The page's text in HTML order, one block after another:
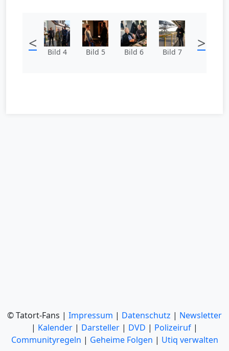
< Bild 4 Bild 5 Bild 6 Bild 7 >
© Tatort-Fans | Impressum | Datenschutz | Newsletter
| Kalender | Darsteller | DVD | Polizeiruf |
Communityregeln | Geheime Folgen | Utiq verwalten